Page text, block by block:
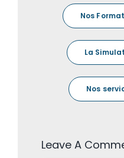
Nos
La
Nos
Leave A